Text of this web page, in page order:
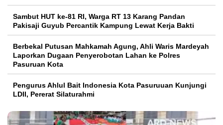
Sambut HUT ke-81 RI, Warga RT 13 Karang Pandan
Pakisaji Guyub Percantik Kampung Lewat Kerja Bakti
Berbekal Putusan Mahkamah Agung, Ahli Waris Mardeyah
Laporkan Dugaan Penyerobotan Lahan ke Polres
Pasuruan Kota
Pengurus Ahlul Bait Indonesia Kota Pasuruuan Kunjungi
LDII, Pererat Silaturahmi